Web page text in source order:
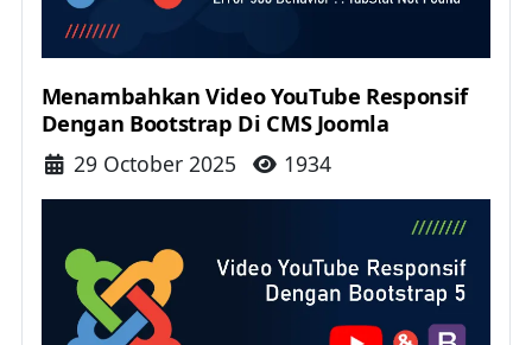
Menambahkan Video YouTube Responsif
Dengan Bootstrap Di CMS Joomla
Details
29 October 2025 1934